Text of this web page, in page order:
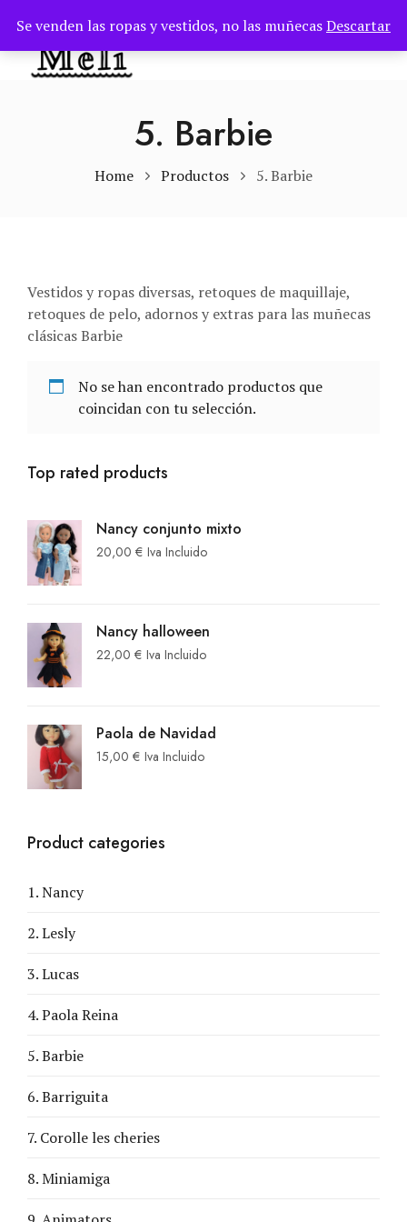
Se venden las ropas y vestidos, no las muñecasDescartar
5. Barbie
Home Productos 5. Barbie
Vestidos y ropas diversas, retoques de maquillaje,
retoques de pelo, adornos y extras para las muñecas
clásicas Barbie
No se han encontrado productos que
coincidan con tu selección.
Top rated products
Nancy conjunto mixto
20,00 € Iva Incluido
Nancy halloween
22,00 € Iva Incluido
Paola de Navidad
15,00 € Iva Incluido
Product categories
1. Nancy
2. Lesly
3. Lucas
4. Paola Reina
5. Barbie
6. Barriguita
7. Corolle les cheries
8. Miniamiga